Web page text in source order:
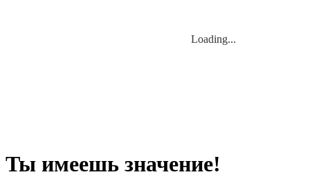
Loading...
Loading...
Ты имеешь значение!